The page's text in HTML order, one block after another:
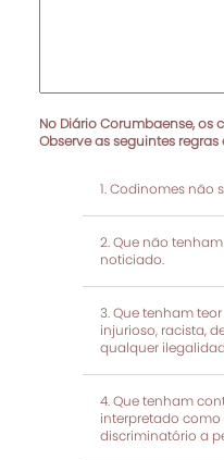
No Diário Corumbaense, os
Observe as seguintes
Codinomes não
Que não
noticiado.
Que tenham
injurioso, racista,
qualquer
Que tenham
interpretado
discriminatório a